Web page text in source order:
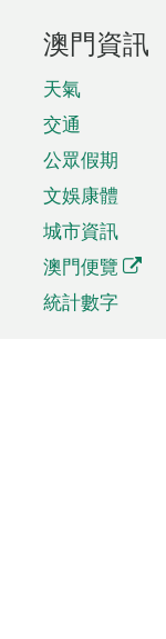
澳門資訊
天氣
交通
公眾假期
文娛康體
城市資訊
澳門便覽
統計數字